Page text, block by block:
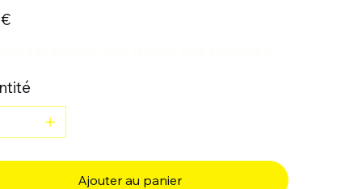
Ajouter au panier